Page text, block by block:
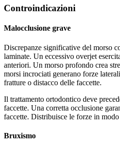
Controindicazioni
Malocclusione grave
Discrepanze significative del morso
laminate. Un eccessivo overjet
anteriori. Un morso profondo crea
morsi incrociati generano forze
fratture o distacco delle faccette.
Il trattamento ortodontico deve
faccette. Una corretta occlusione
faccette. Distribuisce le forze in
Bruxismo